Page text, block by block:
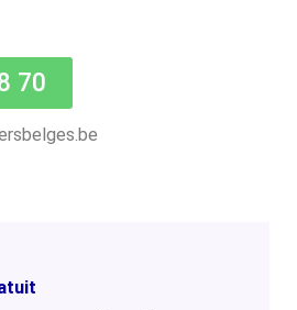
70